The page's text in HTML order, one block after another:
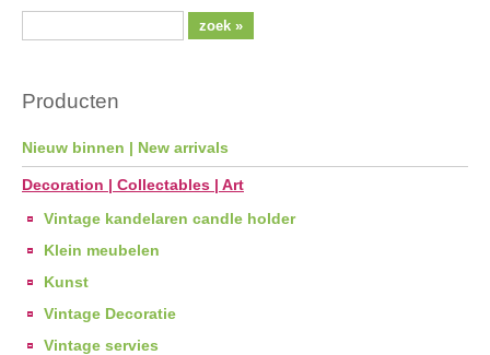
Producten
Nieuw binnen | New arrivals
Decoration | Collectables | Art
Vintage kandelaren candle holder
Klein meubelen
Kunst
Vintage Decoratie
Vintage servies